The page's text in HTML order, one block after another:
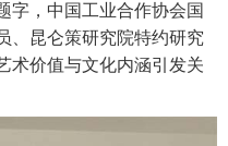
字，中国工业合作协会国
、昆仑策研究院特约研究
术价值与文化内涵引发关